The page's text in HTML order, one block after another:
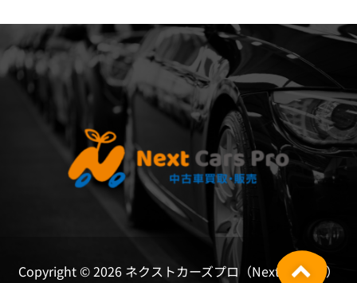
Copyright © 2026 ネクストカーズプロ（NextCarsPro）